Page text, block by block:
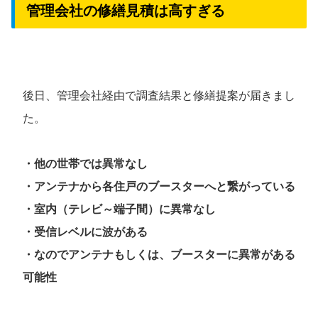
管理会社の修繕見積は高すぎる
後日、管理会社経由で調査結果と修繕提案が届きまし
た。
・他の世帯では異常なし
・アンテナから各住戸のブースターへと繋がっている
・室内（テレビ～端子間）に異常なし
・受信レベルに波がある
・なのでアンテナもしくは、ブースターに異常がある
可能性